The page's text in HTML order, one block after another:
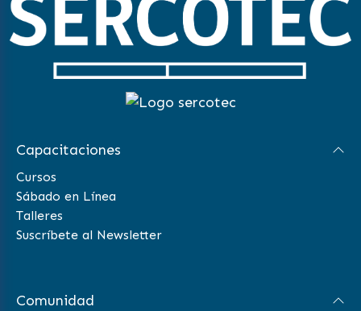
Capacitaciones
Cursos
Sábado en Línea
Talleres
Suscríbete al Newsletter
Comunidad